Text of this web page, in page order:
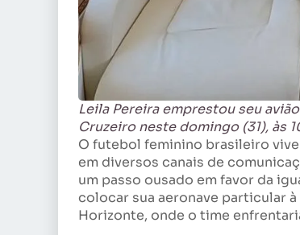
Leila Pereira emprestou seu
Cruzeiro neste domingo (31), às
O futebol feminino brasileiro
em diversos canais de
um passo ousado em favor da
colocar sua aeronave particular
Horizonte, onde o time